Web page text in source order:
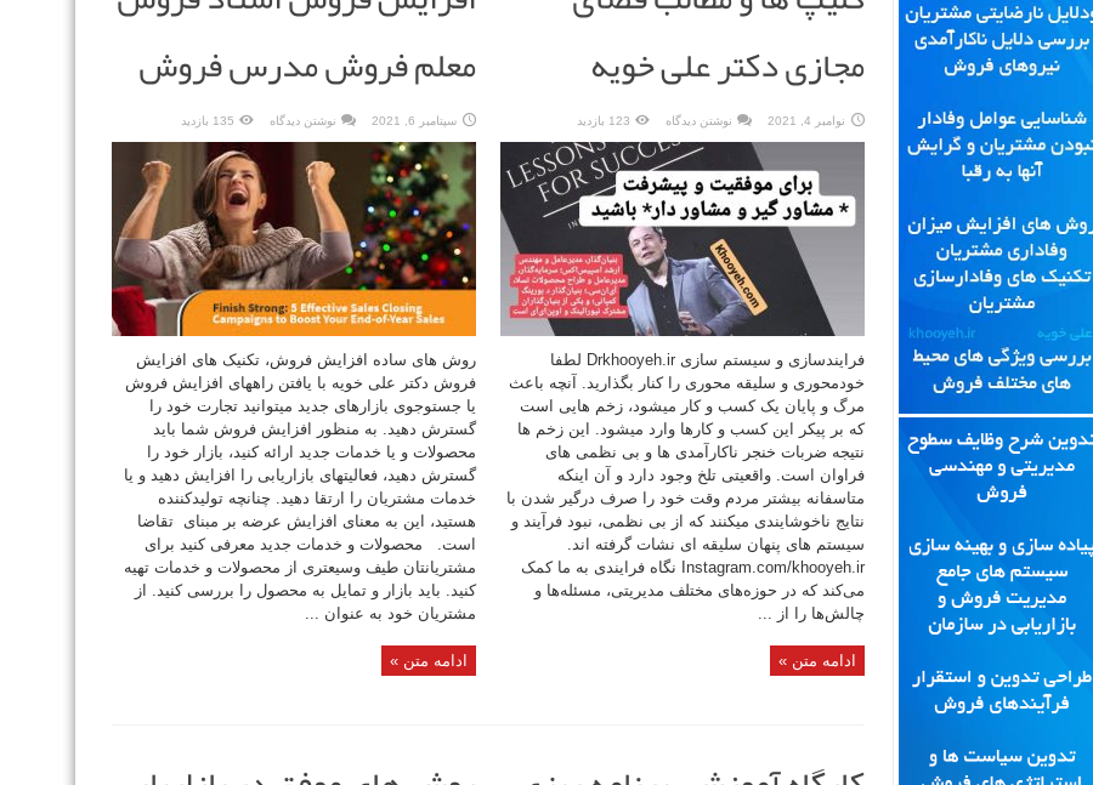
مجازی دکتر علی خویه
نوامبر 4, 2021 نوشتن دیدگاه 123 بازدید
فرایندسازی و سیستم سازی Drkhooyeh.ir لطفا
خودمحوری و سلیقه محوری را کنار بگذارید. آنچه باعث
مرگ و پایان یک کسب و کار میشود، زخم هایی است
که بر پیکر این کسب و کارها وارد میشود. این زخم ها
نتیجه ضربات خنجر ناکارآمدی ها و بی نظمی های
فراوان است. واقعیتی تلخ وجود دارد و آن اینکه
متاسفانه بیشتر مردم وقت خود را صرف درگیر شدن با
نتایج ناخوشایندی میکنند که از بی نظمی، نبود فرآیند و
سیستم های پنهان سلیقه ای نشات گرفته اند.
Instagram.com/khooyeh.ir نگاه فرایندی به ما کمک
می‌کند که در حوزه‌های مختلف مدیریتی، مسئله‌ها و
چالش‌ها را از ...
ادامه متن »
معلم فروش مدرس فروش
سپتامبر 6, 2021 نوشتن دیدگاه 135 بازدید
روش های ساده افزایش فروش، تکنیک های افزایش
فروش دکتر علی خویه با یافتن راههای افزایش فروش
یا جستوجوی بازارهای جدید میتوانید تجارت خود را
گسترش دهید. به منظور افزایش فروش شما باید
محصولات و یا خدمات جدید ارائه کنید، بازار خود را
گسترش دهید، فعالیتهای بازاریابی را افزایش دهید و یا
خدمات مشتریان را ارتقا دهید. چنانچه تولیدکننده
هستید، این به معنای افزایش عرضه بر مبنای تقاضا
است. محصولات و خدمات جدید معرفی کنید برای
مشتریانتان طیف وسیعتری از محصولات و خدمات تهیه
کنید. باید بازار و تمایل به محصول را بررسی کنید. از
مشتریان خود به عنوان ...
ادامه متن »